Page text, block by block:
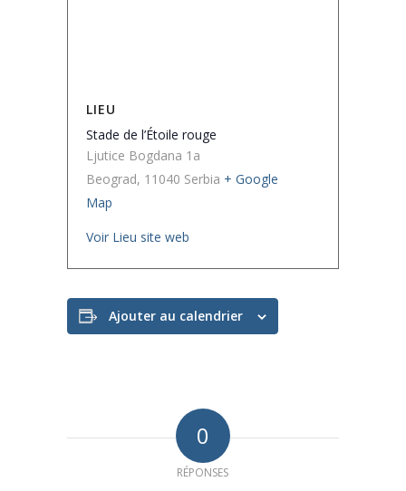
LIEU
Stade de l’Étoile rouge
Ljutice Bogdana 1a
Beograd, 11040 Serbia + Google
Map
Voir Lieu site web
Ajouter au calendrier
0
RÉPONSES